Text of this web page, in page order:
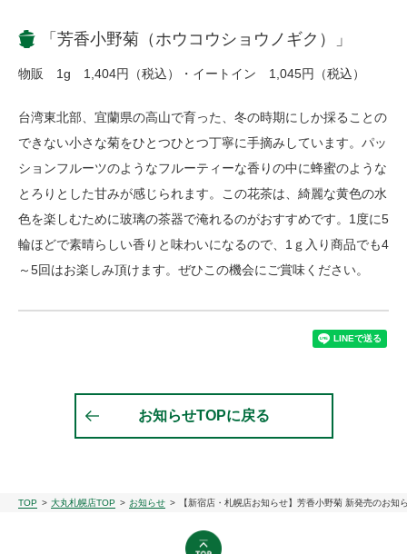
「芳香小野菊（ホウコウショウノギク）」
物販 1g 1,404円（税込）・イートイン 1,045円（税込）
台湾東北部、宜蘭県の高山で育った、冬の時期にしか採ることの
できない小さな菊をひとつひとつ丁寧に手摘みしています。パッ
ションフルーツのようなフルーティーな香りの中に蜂蜜のような
とろりとした甘みが感じられます。この花茶は、綺麗な黄色の水
色を楽しむために玻璃の茶器で淹れるのがおすすめです。1度に5
輪ほどで素晴らしい香りと味わいになるので、1ｇ入り商品でも4
～5回はお楽しみ頂けます。ぜひこの機会にご賞味ください。
お知らせTOPに戻る
TOP 大丸札幌店TOP お知らせ 【新宿店・札幌店お知らせ】芳香小野菊 新発売のお知